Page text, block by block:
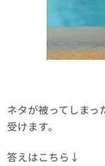
ネタが被ってしまっ
受けます。
答えはこちら↓